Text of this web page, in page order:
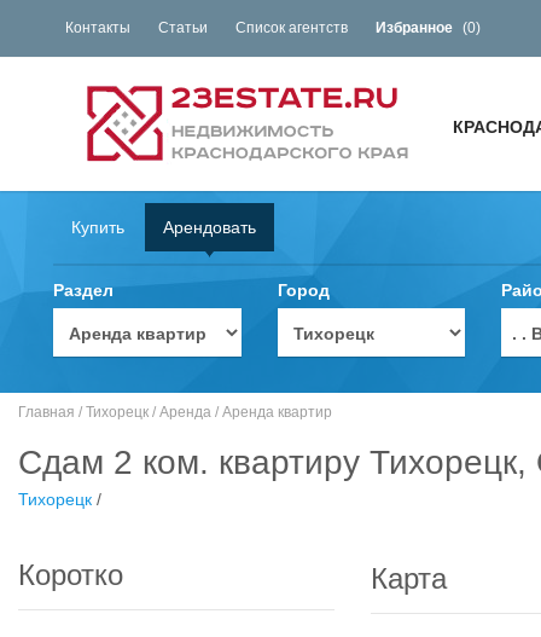
Контакты Статьи Список агентств Избранное (0)
Купить Арендовать
Раздел Город
. .
Главная / Тихорецк / Аренда / Аренда квартир
Сдам 2 ком. квартиру Тихорецк,
Тихорецк /
Коротко Карта